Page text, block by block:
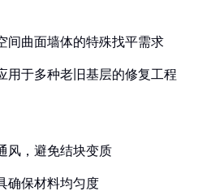
间曲面墙体的特殊找平需求
用于多种老旧基层的修复工程
风，避免结块变质
确保材料均匀度